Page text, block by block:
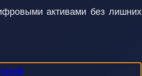
активами без лишних